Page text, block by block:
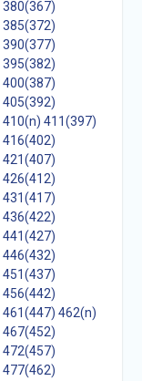
380(367)
385(372)
390(377)
395(382)
400(387)
405(392)
410(n) 411(397)
416(402)
421(407)
426(412)
431(417)
436(422)
441(427)
446(432)
451(437)
456(442)
461(447) 462(n)
467(452)
472(457)
477(462)